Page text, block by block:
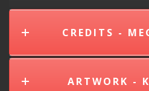
CREDITS -
ARTWORK -